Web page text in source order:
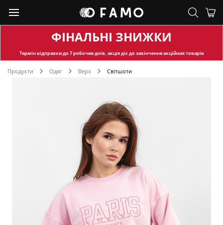
ФІНАЛЬНІ ЗНИЖКИ
Термін відправкидо 7 робочих днів, акція діє до закінчення акційних товарів
Продукти Одяг Верх Світшоти